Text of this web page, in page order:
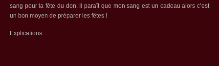
sang pour la fête du don. Il paraît que mon sang est un cadeau alors c’est
un bon moyen de préparer les fêtes !
Explications…